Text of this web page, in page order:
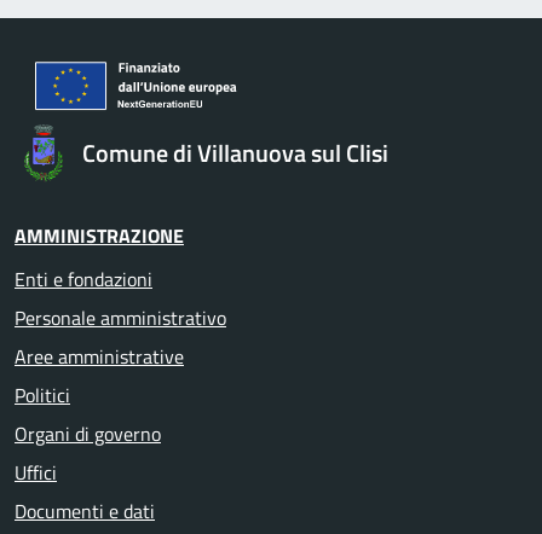
Comune di Villanuova sul Clisi
AMMINISTRAZIONE
Enti e fondazioni
Personale amministrativo
Aree amministrative
Politici
Organi di governo
Uffici
Documenti e dati